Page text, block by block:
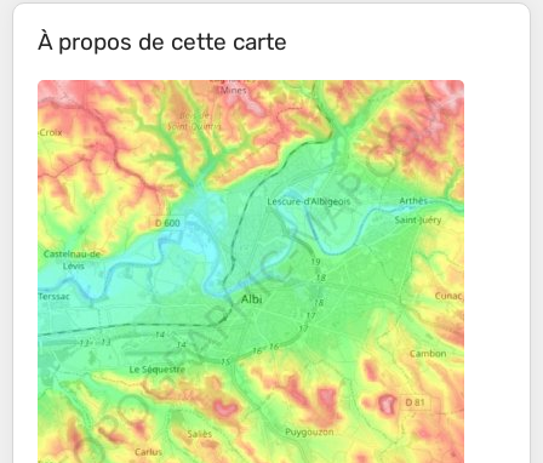
À propos de cette carte